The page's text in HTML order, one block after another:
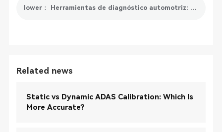
lower： Herramientas de diagnóstico automotriz: Resuelva los problemas de su vehículo
Related news
Static vs Dynamic ADAS Calibration: Which Is
More Accurate?